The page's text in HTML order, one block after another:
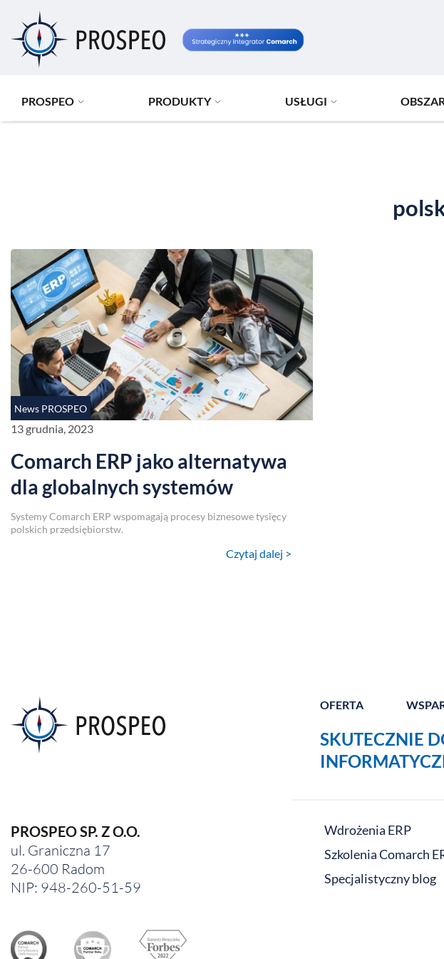
treści
PROSPEO PRODUKTY USŁUGI
News PROSPEO
13 grudnia, 2023
Comarch ERP jako alternatywa
dla globalnych systemów
Systemy Comarch ERP wspomagają procesy biznesowe tysięcy
polskich przedsiębiorstw.
Czytaj dalej >
OFERTA
SKUTECZNIE
PROSPEO SP. Z O.O.
ul. Graniczna 17
26-600 Radom
NIP: 948-260-51-59
Wdrożenia ERP
Szkolenia Comarch
Specjalistyczny blog